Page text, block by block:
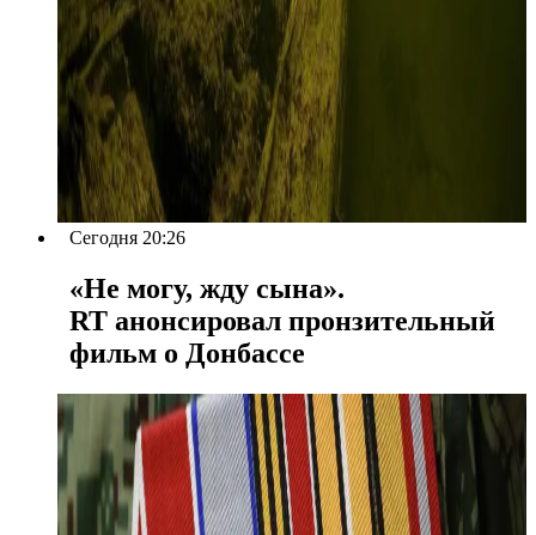
Сегодня 20:26
«Не могу, жду сына».
RT анонсировал пронзительный
фильм о Донбассе